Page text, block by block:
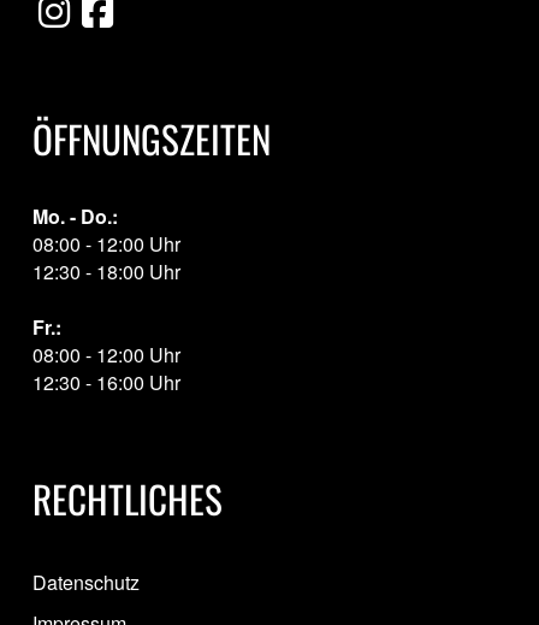
ÖFFNUNGSZEITEN
Mo. - Do.:
08:00 - 12:00 Uhr
12:30 - 18:00 Uhr
Fr.:
08:00 - 12:00 Uhr
12:30 - 16:00 Uhr
RECHTLICHES
Datenschutz